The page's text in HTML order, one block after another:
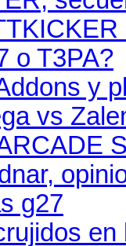
o T3PA?
y
vs
g27
en